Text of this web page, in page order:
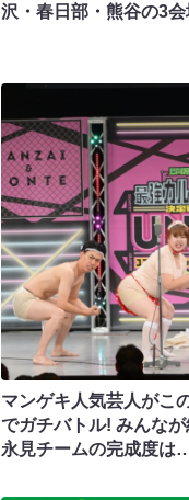
沢・春日部・熊谷の3
マンゲキ人気芸人がこ
でガチバトル! みんな
永見チームの完成度は